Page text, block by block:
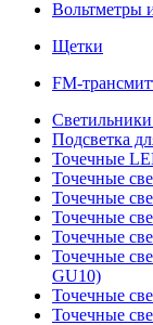
Вольтметры
Щетки
FM-
Подсветка
Точечные
Точечные
Точечные
Точечные
Точечные
Точечные
GU10)
Точечные
Точечные